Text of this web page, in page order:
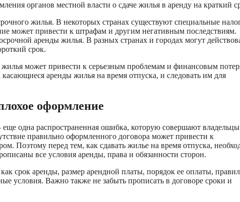
органов местной власти о сдаче жилья в аренду на краткий
жилья. В некоторых странах существуют специальные
может привести к штрафам и другим негативным последствиям.
аренды жилья. В разных странах и городах могут
срок.
может привести к серьезным проблемам и финансовым
аренды жилья на время отпуска, и следовать им для
оформление
одна распространенная ошибка, которую совершают владельцы
правильно оформленного договора может привести к
Поэтому перед тем, как сдавать жилье на время отпуска,
все условия аренды, права и обязанности сторон.
срок аренды, размер арендной платы, порядок ее оплаты,
условия. Важно также не забыть прописать в договоре сроки и